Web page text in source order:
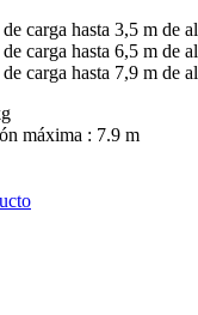
carga hasta 3,5 m de
carga hasta 6,5 m de
carga hasta 7,9 m de
máxima : 7.9 m